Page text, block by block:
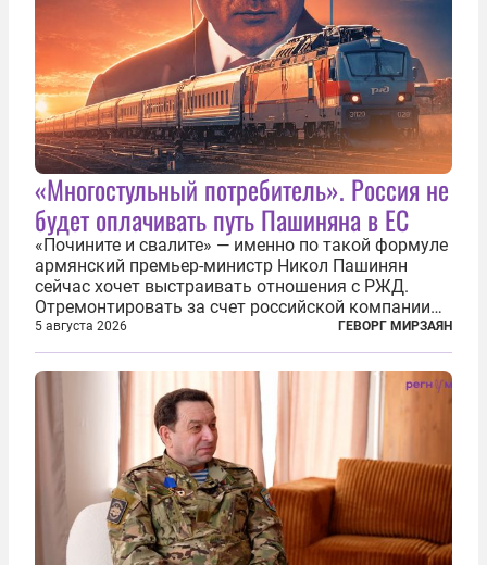
«Многостульный потребитель». Россия не
будет оплачивать путь Пашиняна в ЕС
«Почините и свалите» — именно по такой формуле
армянский премьер-министр Никол Пашинян
сейчас хочет выстраивать отношения с РЖД.
Отремонтировать за счет российской компании
железнодорожную инфраструктуру в районе
прохождения TRIPP (коридора, который должен
связать Азербайджан и Турцию через...
5 августа 2026 ГЕВОРГ МИРЗАЯН